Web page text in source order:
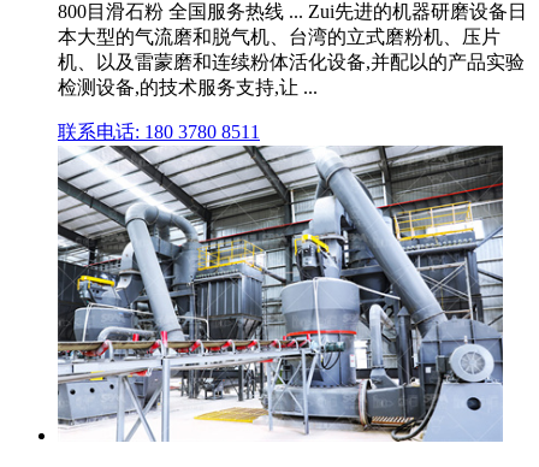
800目滑石粉 全国服务热线 ... Zui先进的机器研磨设备日
本大型的气流磨和脱气机、台湾的立式磨粉机、压片
机、以及雷蒙磨和连续粉体活化设备,并配以的产品实验
检测设备,的技术服务支持,让 ...
联系电话: 180 3780 8511